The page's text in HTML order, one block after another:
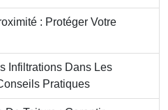
: Protéger Votre
Infiltrations Dans Les
Pratiques